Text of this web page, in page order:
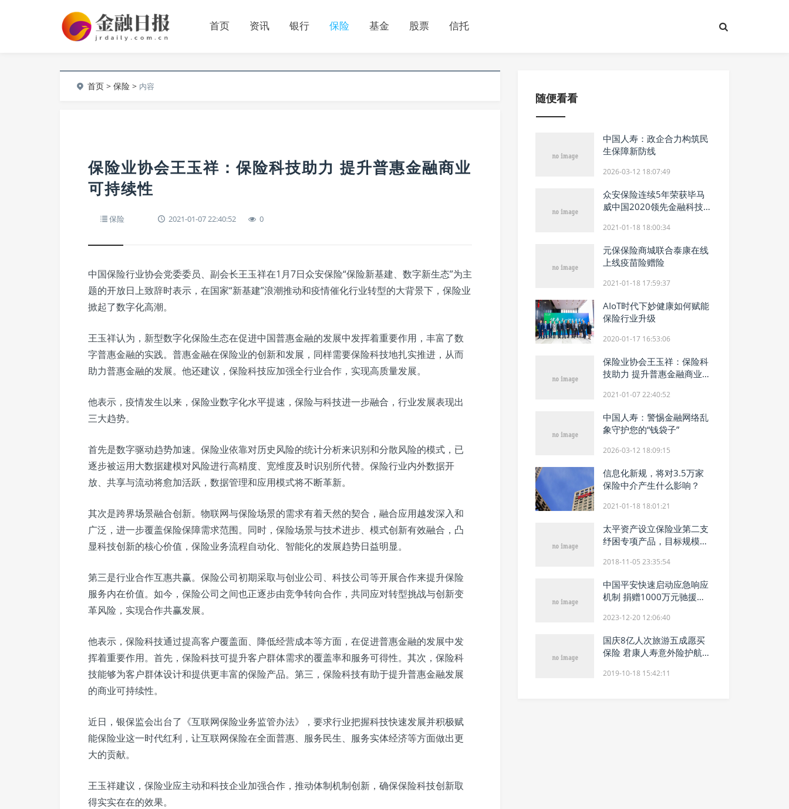
首页 资讯 银行 保险 基金 股票 信托
首页 >保险 > 内容
保险业协会王玉祥：保险科技助力 提升普惠金融商业
可持续性
保险 2021-01-07 22:40:52 0
中国保险行业协会党委委员、副会长王玉祥在1月7日众安保险“保险新基建、数字新生态”为主
题的开放日上致辞时表示，在国家“新基建”浪潮推动和疫情催化行业转型的大背景下，保险业
掀起了数字化高潮。
王玉祥认为，新型数字化保险生态在促进中国普惠金融的发展中发挥着重要作用，丰富了数
字普惠金融的实践。普惠金融在保险业的创新和发展，同样需要保险科技地扎实推进，从而
助力普惠金融的发展。他还建议，保险科技应加强全行业合作，实现高质量发展。
他表示，疫情发生以来，保险业数字化水平提速，保险与科技进一步融合，行业发展表现出
三大趋势。
首先是数字驱动趋势加速。保险业依靠对历史风险的统计分析来识别和分散风险的模式，已
逐步被运用大数据建模对风险进行高精度、宽维度及时识别所代替。保险行业内外数据开
放、共享与流动将愈加活跃，数据管理和应用模式将不断革新。
其次是跨界场景融合创新。物联网与保险场景的需求有着天然的契合，融合应用越发深入和
广泛，进一步覆盖保险保障需求范围。同时，保险场景与技术进步、模式创新有效融合，凸
显科技创新的核心价值，保险业务流程自动化、智能化的发展趋势日益明显。
第三是行业合作互惠共赢。保险公司初期采取与创业公司、科技公司等开展合作来提升保险
服务内在价值。如今，保险公司之间也正逐步由竞争转向合作，共同应对转型挑战与创新变
革风险，实现合作共赢发展。
他表示，保险科技通过提高客户覆盖面、降低经营成本等方面，在促进普惠金融的发展中发
挥着重要作用。首先，保险科技可提升客户群体需求的覆盖率和服务可得性。其次，保险科
技能够为客户群体设计和提供更丰富的保险产品。第三，保险科技有助于提升普惠金融发展
的商业可持续性。
近日，银保监会出台了《互联网保险业务监管办法》，要求行业把握科技快速发展并积极赋
能保险业这一时代红利，让互联网保险在全面普惠、服务民生、服务实体经济等方面做出更
大的贡献。
王玉祥建议，保险业应主动和科技企业加强合作，推动体制机制创新，确保保险科技创新取
得实实在在的效果。
随便看看
中国人寿：政企合力构筑民
生保障新防线
2026-03-12 18:07:49
众安保险连续5年荣获毕马
威中国2020领先金融科技
2021-01-18 18:00:34
元保保险商城联合泰康在线
上线疫苗险赠险
2021-01-18 17:59:37
AIoT时代下妙健康如何赋能
保险行业升级
2020-01-17 16:53:06
保险业协会王玉祥：保险科
技助力 提升普惠金融商业可
2021-01-07 22:40:52
中国人寿：警惕金融网络乱
象守护您的“钱袋子”
2026-03-12 18:09:15
信息化新规，将对3.5万家
保险中介产生什么影响？
2021-01-18 18:01:21
太平资产设立保险业第二支
纾困专项产品，目标规模80
2018-11-05 23:35:54
中国平安快速启动应急响应
机制 捐赠1000万元驰援甘
2023-12-20 12:06:40
国庆8亿人次旅游五成愿买
保险 君康人寿意外险护航出
2019-10-18 15:42:11